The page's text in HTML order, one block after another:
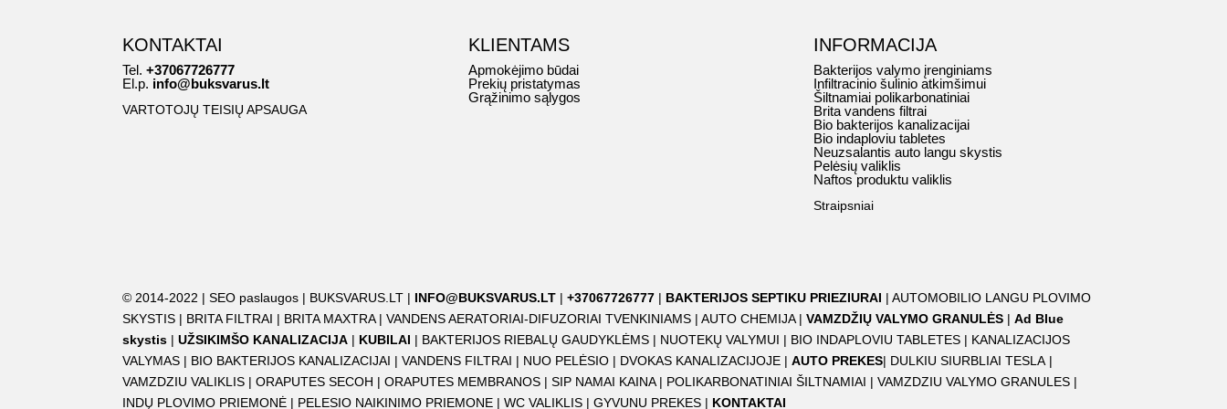
KONTAKTAI
Tel.+37067726777
El.p. info@buksvarus.lt
VARTOTOJŲ TEISIŲ APSAUGA
KLIENTAMS
Apmokėjimo būdai
Prekių pristatymas
Grąžinimo sąlygos
INFORMACIJA
Bakterijos valymo įrenginiams
Infiltracinio šulinio atkimšimui
Šiltnamiai polikarbonatiniai
Brita vandens filtrai
Bio bakterijos kanalizacijai
Bio indaploviu tabletes
Neuzsalantis auto langu skystis
Pelėsių valiklis
Naftos produktu valiklis
Straipsniai
© 2014-2022 |SEO paslaugos | BUKSVARUS.LT | INFO@BUKSVARUS.LT |+37067726777 | BAKTERIJOS SEPTIKU PRIEZIURAI |AUTOMOBILIO LANGU PLOVIMO
SKYSTIS | BRITA FILTRAI | BRITA MAXTRA|VANDENS AERATORIAI-DIFUZORIAI TVENKINIAMS |AUTO CHEMIJA |VAMZDŽIŲ VALYMO GRANULĖS |Ad Blue
skystis |UŽSIKIMŠO KANALIZACIJA | KUBILAI | BAKTERIJOS RIEBALŲ GAUDYKLĖMS | NUOTEKŲ VALYMUI | BIO INDAPLOVIU TABLETES | KANALIZACIJOS
VALYMAS | BIO BAKTERIJOS KANALIZACIJAI |VANDENS FILTRAI | NUO PELĖSIO | DVOKAS KANALIZACIJOJE |AUTO PREKES| DULKIU SIURBLIAI TESLA |
VAMZDZIU VALIKLIS |ORAPUTES SECOH |ORAPUTES MEMBRANOS |SIP NAMAI KAINA | POLIKARBONATINIAI ŠILTNAMIAI |VAMZDZIU VALYMO GRANULES |
INDŲ PLOVIMO PRIEMONĖ | PELESIO NAIKINIMO PRIEMONE |WC VALIKLIS |GYVUNU PREKES | KONTAKTAI